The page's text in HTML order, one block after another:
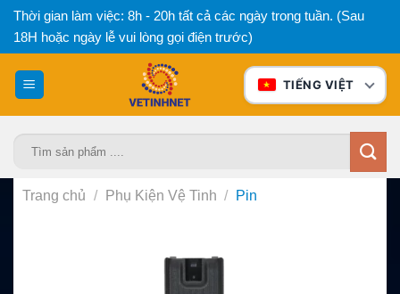
Bỏ
qua
nội
dung
Thời gian làm việc: 8h - 20h tất cả các ngày trong tuần. (Sau
18H hoặc ngày lễ vui lòng gọi điện trước)
TIẾNG VIỆT
Trang chủ / Phụ Kiện Vệ Tinh / Pin